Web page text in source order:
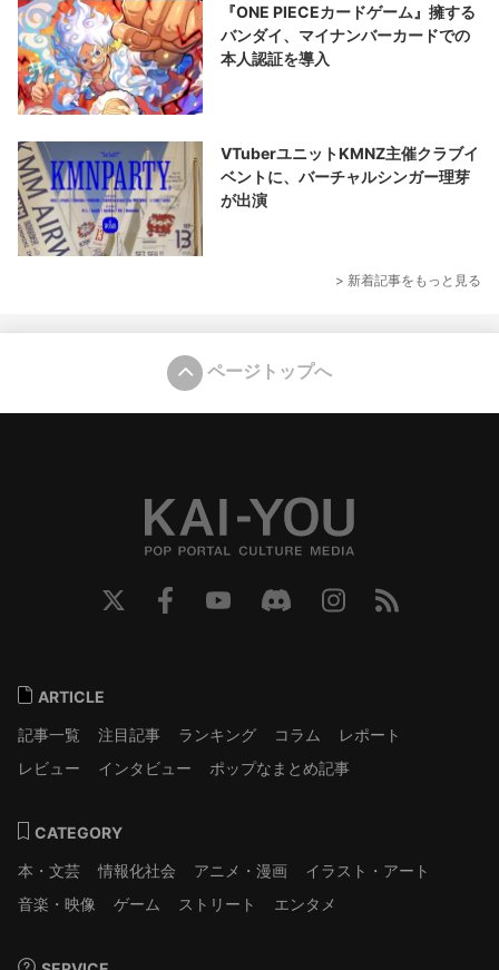
『ONE PIECEカードゲーム』擁する
バンダイ、マイナンバーカードでの
本人認証を導入
VTuberユニットKMNZ主催クラブイ
ベントに、バーチャルシンガー理芽
が出演
> 新着記事をもっと見る
ページトップへ
ARTICLE
記事一覧
注目記事 ランキング コラム
レポート
レビュー
インタビュー ポップなまとめ記事
CATEGORY
本・文芸
情報化社会 アニメ・漫画
イラスト・アート
音楽・映像
ゲーム ストリート エンタメ